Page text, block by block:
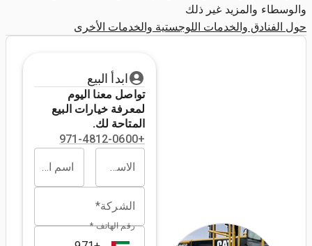
والوسطاء والمزيد غير ذلك
حول الفنادق والخدمات اللوجستية والخدمات الأخرى
ابدأ البيع
تواصل معنا اليوم
لمعرفة خيارات البيع
المتاحة لك.
+971-4812-0600
الاسم الأول* اسم العائلة*
الشركة*
رقم الهاتف *